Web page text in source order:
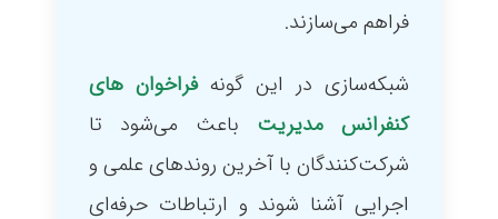
فراهم می‌سازند.
شبکه‌سازی در این گونهفراخوان های
کنفرانس مدیریت باعث می‌شود تا
شرکت‌کنندگان با آخرین روندهای علمی و
اجرایی آشنا شوند و ارتباطات حرفه‌ای